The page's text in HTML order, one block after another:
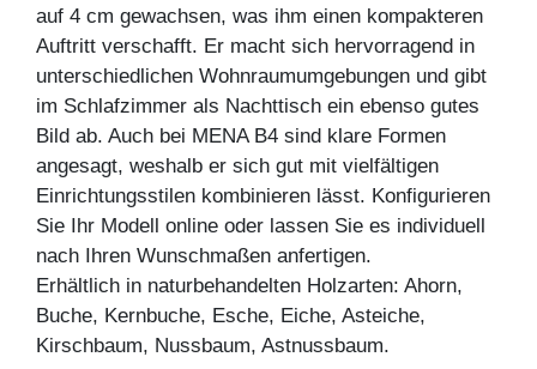
auf 4 cm gewachsen, was ihm einen kompakteren
Auftritt verschafft. Er macht sich hervorragend in
unterschiedlichen Wohnraumumgebungen und gibt
im Schlafzimmer als Nachttisch ein ebenso gutes
Bild ab. Auch bei MENA B4 sind klare Formen
angesagt, weshalb er sich gut mit vielfältigen
Einrichtungsstilen kombinieren lässt. Konfigurieren
Sie Ihr Modell online oder lassen Sie es individuell
nach Ihren Wunschmaßen anfertigen.
Erhältlich in naturbehandelten Holzarten: Ahorn,
Buche, Kernbuche, Esche, Eiche, Asteiche,
Kirschbaum, Nussbaum, Astnussbaum.